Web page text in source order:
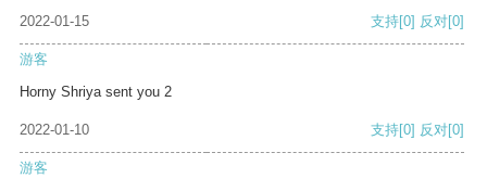
2022-01-15 支持[0] 反对[0]
游客
Horny Shriya sent you 2
2022-01-10 支持[0] 反对[0]
游客